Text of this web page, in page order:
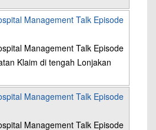
Management Talk Episode
Management Talk Episode
Klaim di tengah Lonjakan
Management Talk Episode
Management Talk Episode